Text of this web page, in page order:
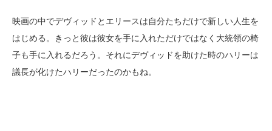
映画の中でデヴィッドとエリースは自分たちだけで新しい人生を
はじめる。きっと彼は彼女を手に入れただけではなく大統領の椅
子も手に入れるだろう。それにデヴィッドを助けた時のハリーは
議長が化けたハリーだったのかもね。